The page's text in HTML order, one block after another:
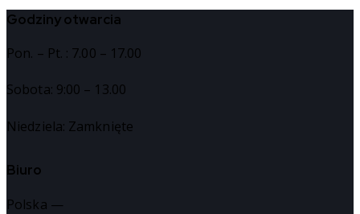
Godziny otwarcia
Pon. – Pt. : 7.00 – 17.00
Sobota: 9:00 – 13.00
Niedziela: Zamknięte
Biuro
Polska —